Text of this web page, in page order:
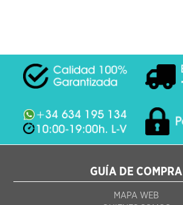
GUÍA DE COMPRA
MAPA WEB